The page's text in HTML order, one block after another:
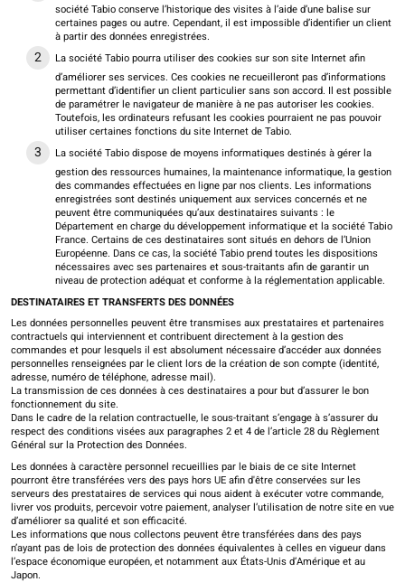
société Tabio conserve l’historique des visites à l’aide d’une balise sur
certaines pages ou autre. Cependant, il est impossible d’identifier un client
à partir des données enregistrées.
La société Tabio pourra utiliser des cookies sur son site Internet afin
d’améliorer ses services. Ces cookies ne recueilleront pas d’informations
permettant d’identifier un client particulier sans son accord. Il est possible
de paramétrer le navigateur de manière à ne pas autoriser les cookies.
Toutefois, les ordinateurs refusant les cookies pourraient ne pas pouvoir
utiliser certaines fonctions du site Internet de Tabio.
La société Tabio dispose de moyens informatiques destinés à gérer la
gestion des ressources humaines, la maintenance informatique, la gestion
des commandes effectuées en ligne par nos clients. Les informations
enregistrées sont destinés uniquement aux services concernés et ne
peuvent être communiquées qu’aux destinataires suivants : le
Département en charge du développement informatique et la société Tabio
France. Certains de ces destinataires sont situés en dehors de l’Union
Européenne. Dans ce cas, la société Tabio prend toutes les dispositions
nécessaires avec ses partenaires et sous-traitants afin de garantir un
niveau de protection adéquat et conforme à la réglementation applicable.
DESTINATAIRES ET TRANSFERTS DES DONNÉES
Les données personnelles peuvent être transmises aux prestataires et partenaires
contractuels qui interviennent et contribuent directement à la gestion des
commandes et pour lesquels il est absolument nécessaire d’accéder aux données
personnelles renseignées par le client lors de la création de son compte (identité,
adresse, numéro de téléphone, adresse mail).
La transmission de ces données à ces destinataires a pour but d’assurer le bon
fonctionnement du site.
Dans le cadre de la relation contractuelle, le sous-traitant s’engage à s’assurer du
respect des conditions visées aux paragraphes 2 et 4 de l’article 28 du Règlement
Général sur la Protection des Données.
Les données à caractère personnel recueillies par le biais de ce site Internet
pourront être transférées vers des pays hors UE afin d'être conservées sur les
serveurs des prestataires de services qui nous aident à exécuter votre commande,
livrer vos produits, percevoir votre paiement, analyser l’utilisation de notre site en vue
d’améliorer sa qualité et son efficacité.
Les informations que nous collectons peuvent être transférées dans des pays
n’ayant pas de lois de protection des données équivalentes à celles en vigueur dans
l’espace économique européen, et notamment aux États-Unis d’Amérique et au
Japon.